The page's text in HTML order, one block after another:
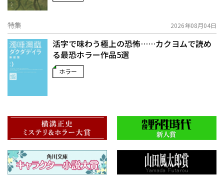
特集 2026年08月04日
活字で味わう極上の恐怖……カクヨムで読め
る最恐ホラー作品5選
ホラー